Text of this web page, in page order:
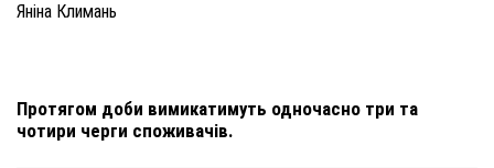
Яніна Климань
Протягом доби вимикатимуть одночасно три та
чотири черги споживачів.